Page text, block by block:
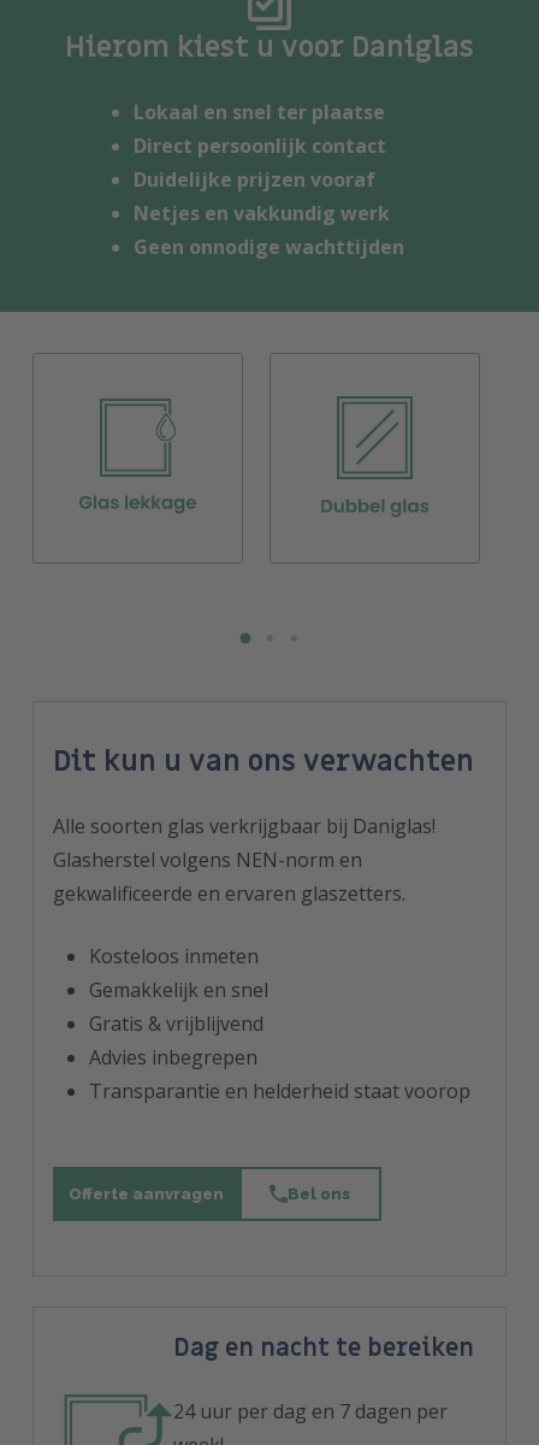
Hierom kiest u voor Daniglas
Lokaal en snel ter plaatse
Direct persoonlijk contact
Duidelijke prijzen vooraf
Netjes en vakkundig werk
Geen onnodige wachttijden
Dit kun u van ons verwachten
Alle soorten glas verkrijgbaar bij Daniglas!
Glasherstel volgens NEN-norm en
gekwalificeerde en ervaren glaszetters.
Kosteloos inmeten
Gemakkelijk en snel
Gratis & vrijblijvend
Advies inbegrepen
Transparantie en helderheid staat voorop
Offerte aanvragen Bel ons
Dag en nacht te bereiken
24 uur per dag en 7 dagen per